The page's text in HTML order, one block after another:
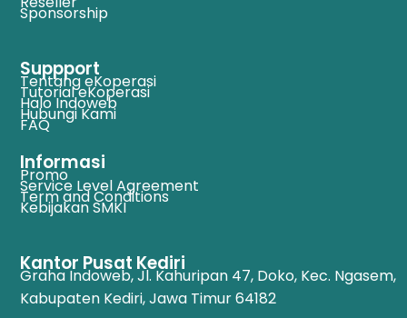
Sponsorship
Suppport
Tentang eKoperasi
Tutorial eKoperasi
Halo Indoweb
Hubungi Kami
FAQ
Informasi
Promo
Service Level Agreement
Term and Conditions
Kebijakan SMKI
Kantor Pusat Kediri
Graha Indoweb, Jl. Kahuripan 47, Doko, Kec. Ngasem,
Kabupaten Kediri, Jawa Timur 64182